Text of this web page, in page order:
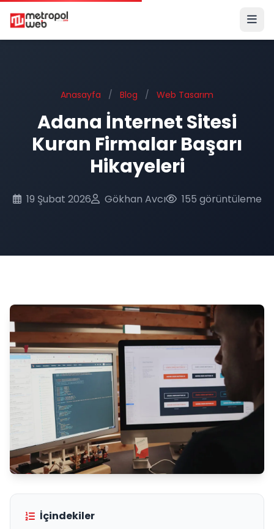
Ana içeriğe geç
Anasayfa / Blog / Web Tasarım
Adana İnternet Sitesi
Kuran Firmalar Başarı
Hikayeleri
19 Şubat 2026 Gökhan Avcı 155 görüntüleme
İçindekiler